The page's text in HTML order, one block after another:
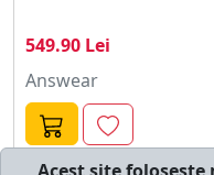
549.90 Lei
Answear